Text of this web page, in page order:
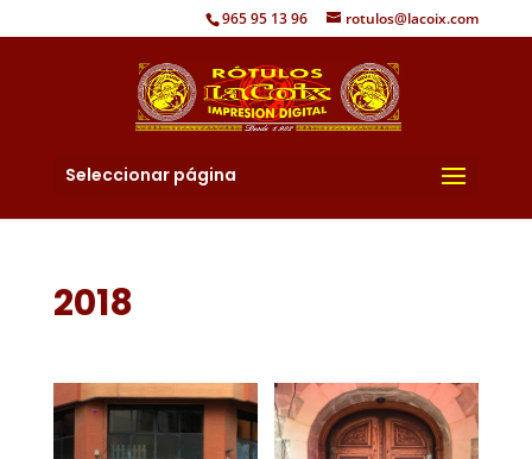
965 95 13 96 rotulos@lacoix.com
Seleccionar página
2018